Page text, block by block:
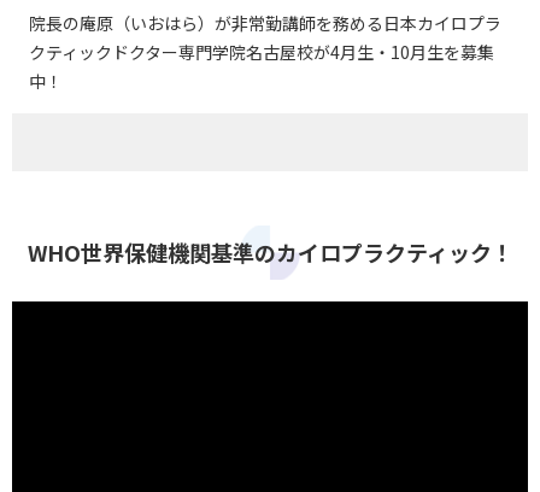
院長の庵原（いおはら）が非常勤講師を務める 日本カイロプラ
クティックドクター専門学院名古屋校が4月生・10月生を募集
中！
https://ameblo.jp/taa-bcsc/entry-12727743239.html
WHO世界保健機関基準のカイロプラクティック！